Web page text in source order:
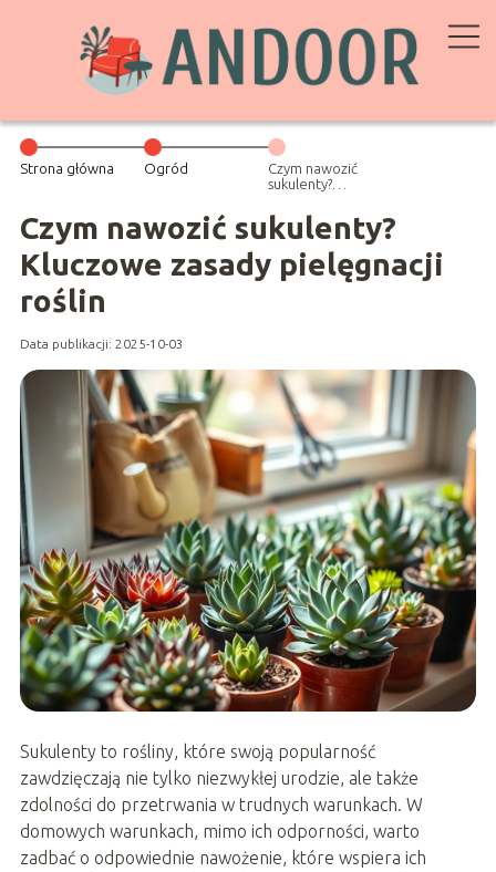
Strona główna Ogród
Czym nawozić
sukulenty?
zasady
pielęgnacji
Czym nawozić sukulenty?
Kluczowe zasady pielęgnacji
roślin
Data publikacji: 2025-10-03
Sukulenty to rośliny, które swoją popularność
zawdzięczają nie tylko niezwykłej urodzie, ale także
zdolności do przetrwania w trudnych warunkach. W
domowych warunkach, mimo ich odporności, warto
zadbać o odpowiednie nawożenie, które wspiera ich